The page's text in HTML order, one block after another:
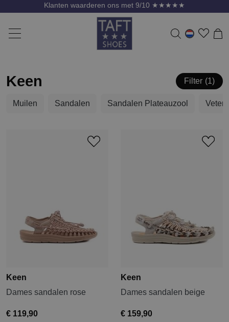
Klanten waarderen ons met 9/10 ★★★★★
Keen Filter 1
Muilen Sandalen Sandalen Plateauzool
Keen
Dames sandalen rose
€ 119,90
Keen
Dames sandalen beige
€ 159,90